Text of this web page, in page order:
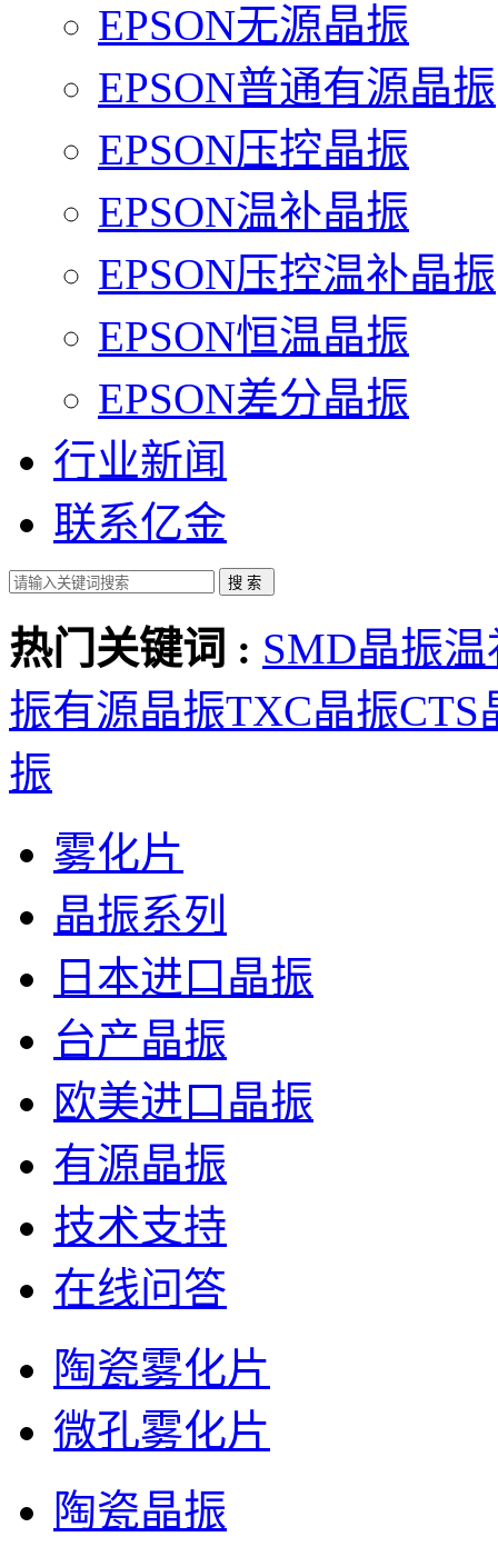
EPSON无源晶振
EPSON普通有源晶振
EPSON压控晶振
EPSON温补晶振
EPSON压控温补晶振
EPSON恒温晶振
EPSON差分晶振
行业新闻
联系亿金
热门关键词 : SMD晶振温
振有源晶振TXC晶振CTS
振
雾化片
晶振系列
日本进口晶振
台产晶振
欧美进口晶振
有源晶振
技术支持
在线问答
陶瓷雾化片
微孔雾化片
陶瓷晶振